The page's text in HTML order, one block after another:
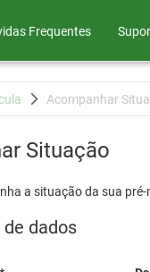
Frequentes
Acompanhar
Situação
a situação da sua
dados